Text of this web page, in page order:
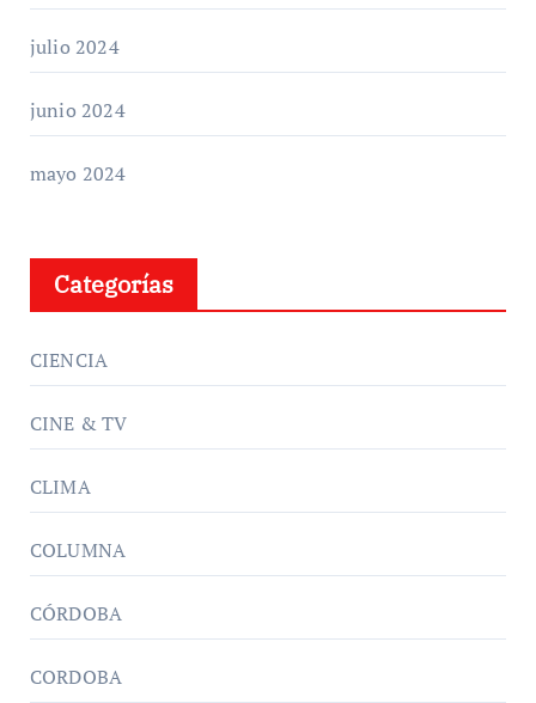
julio 2024
junio 2024
mayo 2024
Categorías
CIENCIA
CINE & TV
CLIMA
COLUMNA
CÓRDOBA
CORDOBA